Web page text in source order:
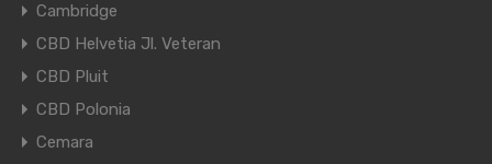
Cambridge
CBD Helvetia Jl. Veteran
CBD Pluit
CBD Polonia
Cemara